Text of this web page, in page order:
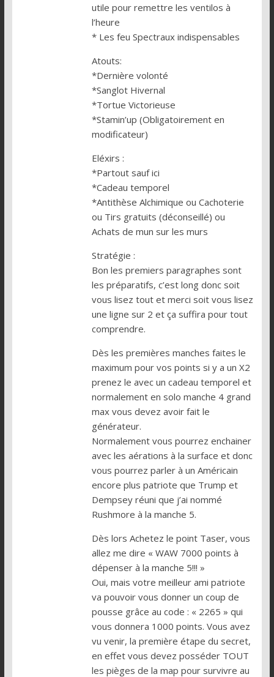
utile pour remettre les ventilos à
l’heure
* Les feu Spectraux indispensables
Atouts:
*Dernière volonté
*Sanglot Hivernal
*Tortue Victorieuse
*Stamin’up (Obligatoirement en
modificateur)
Eléxirs :
*Partout sauf ici
*Cadeau temporel
*Antithèse Alchimique ou Cachoterie
ou Tirs gratuits (déconseillé) ou
Achats de mun sur les murs
Stratégie :
Bon les premiers paragraphes sont
les préparatifs, c’est long donc soit
vous lisez tout et merci soit vous lisez
une ligne sur 2 et ça suffira pour tout
comprendre.
Dès les premières manches faites le
maximum pour vos points si y a un X2
prenez le avec un cadeau temporel et
normalement en solo manche 4 grand
max vous devez avoir fait le
générateur.
Normalement vous pourrez enchainer
avec les aérations à la surface et donc
vous pourrez parler à un Américain
encore plus patriote que Trump et
Dempsey réuni que j’ai nommé
Rushmore à la manche 5.
Dès lors Achetez le point Taser, vous
allez me dire « WAW 7000 points à
dépenser à la manche 5!!! »
Oui, mais votre meilleur ami patriote
va pouvoir vous donner un coup de
pousse grâce au code : « 2265 » qui
vous donnera 1000 points. Vous avez
vu venir, la première étape du secret,
en effet vous devez posséder TOUT
les pièges de la map pour survivre au